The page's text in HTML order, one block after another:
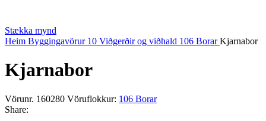
Stækka mynd
Heim Byggingavörur 10 Viðgerðir og viðhald 106 BorarKjarnabor
Kjarnabor
Vörunr. 160280 Vöruflokkur: 106 Borar
Share: